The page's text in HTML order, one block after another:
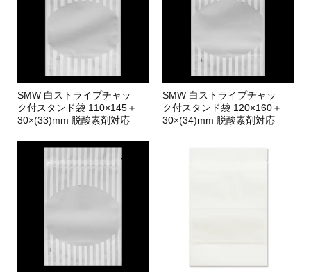
SMW 白ストライプチャッ
ク付スタンド袋 110×145＋
30×(33)mm 脱酸素剤対応
SMW 白ストライプチャッ
ク付スタンド袋 120×160＋
30×(34)mm 脱酸素剤対応